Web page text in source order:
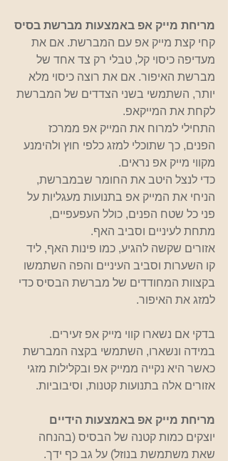
מריחת מייק אפ באמצעות מברשת בסיס
קחי קצת מייק אפ עם המברשת. אם את
מעדיפה כיסוי קל, טבלי רק צד אחד של
מברשת האיפור. אם את רוצה כיסוי מלא
יותר, השתמשי בשני הצדדים של המברשת
לקחת את המייקאפ.
התחילי למרוח את המייק אפ ממרכז
הפנים, כך שתוכלי למזג כלפי חוץ ולהימנע
מקווי מייק אפ נראים.
כדי לנצל היטב את החומר שבמברשת,
הניחי את המייק אפ בתנועות מעגליות על
פני כל שטח הפנים, כולל העפעפיים,
מתחת לעיניים וסביב האף.
אזורים שקשה להגיע, כמו פינות האף, ליד
קו השערות וסביב העיניים והפה השתמשו
בקצוות המחודדים של מברשת הבסיס כדי
למזג את האיפור.
בדקי אם נשארו קווי מייק אפ זעירים.
במידה ונשארו, השתמשי בקצה המברשת
כאשר היא נקייה ממייק אפ ובקלילות מזגי
אזורים אלה בתנועות קטנות, וסיבוביות.
מריחת מייק אפ באמצעות הידיים
יוצקים כמות קטנה של הבסיס (בהנחה
שאת משתמשת בנוזל) על גב כף ידך.